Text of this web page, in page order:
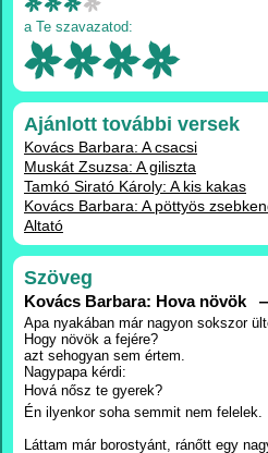
a Te szavazatod:
Ajánlott további versek
Kovács Barbara: A csacsi
Muskát Zsuzsa: A giliszta
Tamkó Sirató Károly: A kis kakas
Kovács Barbara: A pöttyös
Altató
Szöveg
Kovács Barbara: Hova
Apa nyakában már nagyon sokszor
Hogy növök a fejére?
azt sehogyan sem értem.
Nagypapa kérdi:
Hová nősz te gyerek?
Én ilyenkor soha semmit nem felelek.
Láttam már borostyánt, ránőtt egy